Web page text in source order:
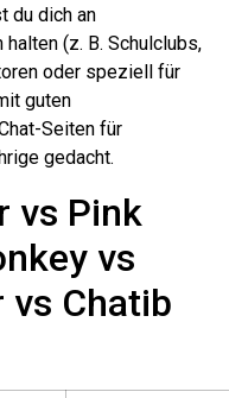
du dich an
(z. B. Schulclubs,
oder speziell für
guten
Seiten für
gedacht.
vs Pink
vs
vs Chatib